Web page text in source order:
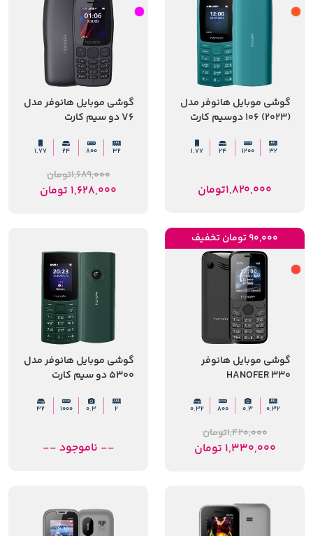
گوشی موبایل هانوفر مدل
(2023) 106 دوسیم کارت
32
1200
24
1.77
1,820,000تومان
گوشی موبایل هانوفر مدل
V6 دو سیم کارت
32
800
24
1.77
1,689,000تومان
1,628,000 تومان
گوشی موبایل هانوفر
HANOFER 330
0.32
0.3
800
0.32
1,420,000تومان
1,330,000 تومان
90,000 تومان تخفیف
گوشی موبایل هانوفر مدل
5300 دو سیم کارت
2
0.3
1000
32
-- ناموجود --